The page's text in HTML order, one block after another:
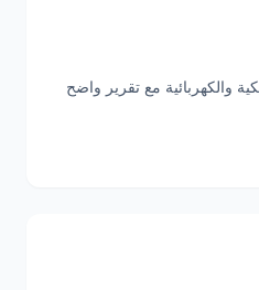
والكهربائية مع تقرير واضح